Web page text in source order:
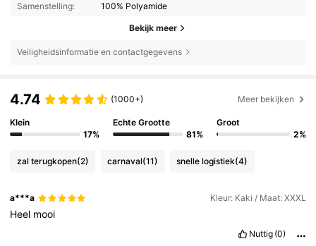
Samenstelling:
100% Polyamide
Bekijk meer
Veiligheidsinformatie en contactgegevens
4.74 (1000+) Meer bekijken
Klein
17%
Echte Grootte
81%
Groot
2%
zal terugkopen(2) carnaval(11) snelle logistiek(4)
a***a Kleur: Kaki / Maat: XXXL
Heel mooi
Nuttig (0)